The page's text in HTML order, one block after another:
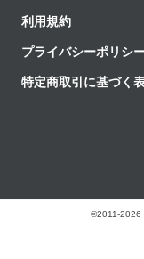
利用規約
プライバシーポリシ
特定商取引に基づく
©2011-2026